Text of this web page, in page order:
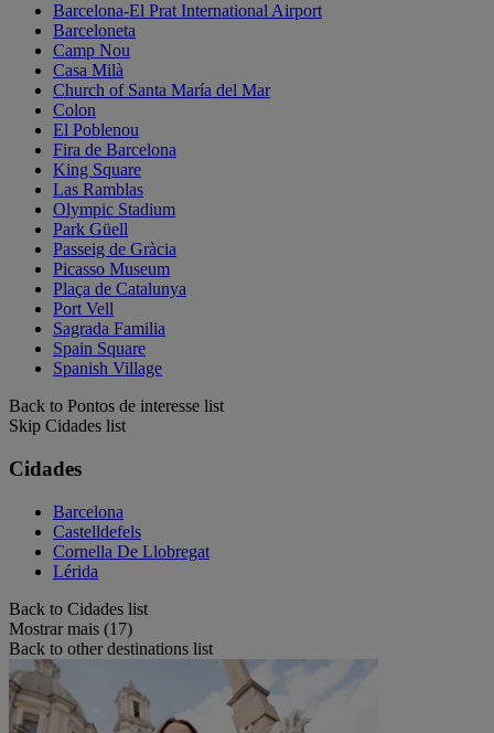
Barcelona-El Prat International Airport
Barceloneta
Camp Nou
Casa Milà
Church of Santa María del Mar
Colon
El Poblenou
Fira de Barcelona
King Square
Las Ramblas
Olympic Stadium
Park Güell
Passeig de Gràcia
Picasso Museum
Plaça de Catalunya
Port Vell
Sagrada Familia
Spain Square
Spanish Village
Back to Pontos de interesse list
Skip Cidades list
Cidades
Barcelona
Castelldefels
Cornella De Llobregat
Lérida
Back to Cidades list
Mostrar mais (17)
Back to other destinations list